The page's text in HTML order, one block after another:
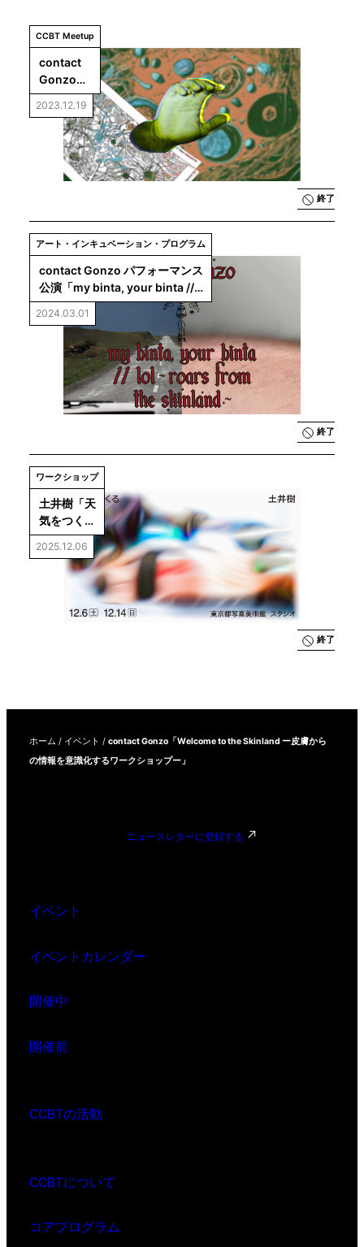
CCBT Meetup
contact
Gonzo×
永田和宏
トーク
「『閉じ
つつ、開
く』シス
テムと境
層～」
2023.12.19
終了
アート・インキュベーション・プログラム
contact Gonzo パフォーマンス
公演「my binta, your binta //
lol ~ roars from the skinland
~」
2024.03.01
終了
ワークショップ
土井樹「天
気をつく
る」
2025.12.06
終了
ホーム / イベント / contact Gonzo「Welcome to the Skinland ー皮膚から
の情報を意識化するワークショップー」
ニュースレターに登録する
イベント
イベントカレンダー
開催中
開催前
CCBTの活動
CCBTについて
コアプログラム